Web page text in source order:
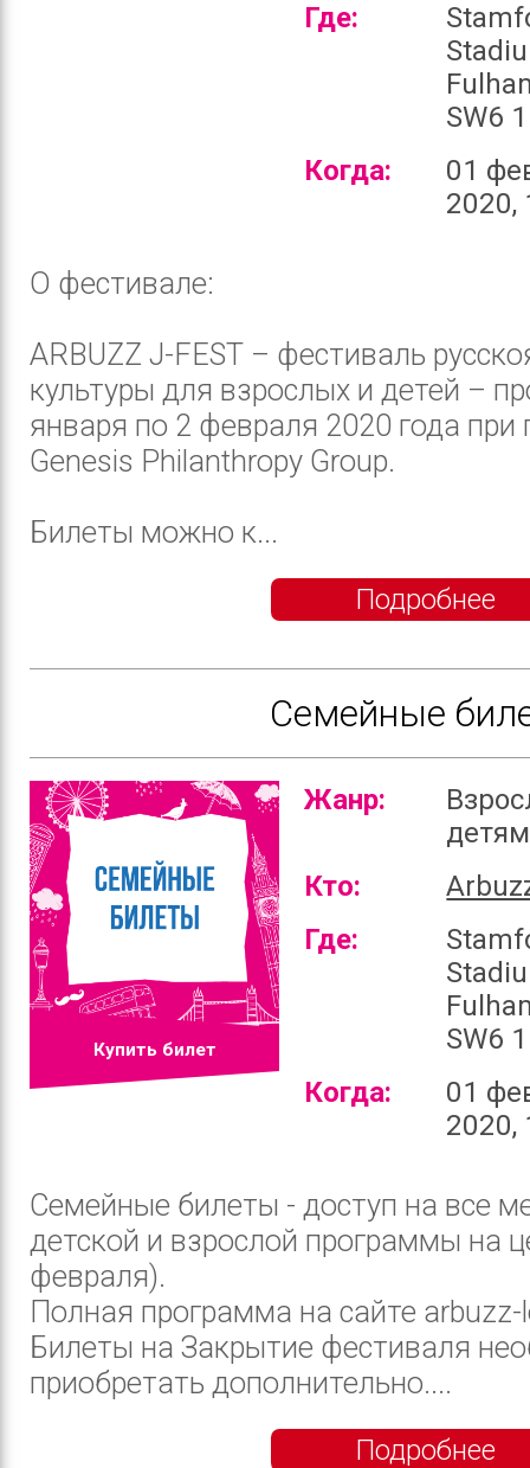
Где:
SW6
Когда:
01
2020,
О фестивале:
ARBUZZ J-FEST – фестиваль
культуры для взрослых и детей –
января по 2 февраля 2020 года
Genesis Philanthropy Group.
Билеты можно к...
Подробнее
Семейные
Купить билет
Жанр:
детям
Кто:
Где:
SW6
Когда:
01
2020,
Семейные билеты - доступ на все
детской и взрослой программы на
февраля).
Полная программа на сайте
Билеты на Закрытие фестиваля
приобретать дополнительно....
Подробнее